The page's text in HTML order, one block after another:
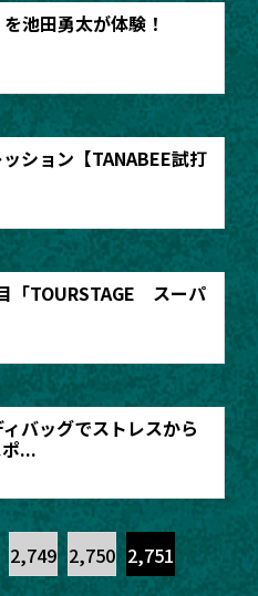
池田勇太が体験！
ション【TANABEE試打
「TOURSTAGE スーパ
バッグでストレスから
...
2,749 2,750 2,751